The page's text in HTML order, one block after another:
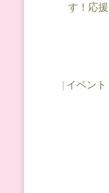
す！応
| イベント